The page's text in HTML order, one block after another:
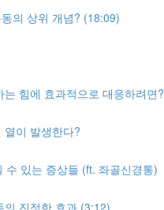
의 상위 개념? (18:09)
힘에 효과적으로 대응하려면?
이 발생한다?
있는 증상들 (ft. 좌골신경통)
진정한 효과 (3:12)